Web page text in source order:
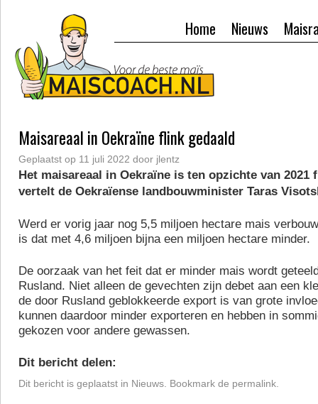
Nieuws
Home
Maisareaal in Oekraïne flink gedaald
Geplaatst op 11 juli 2022 door jlentz
Het maisareaal in Oekraïne is ten opzichte van 2021
vertelt de Oekraïense landbouwminister Taras
Werd er vorig jaar nog 5,5 miljoen hectare mais
is dat met 4,6 miljoen bijna een miljoen hectare minder.
De oorzaak van het feit dat er minder mais wordt
Rusland. Niet alleen de gevechten zijn debet aan een
de door Rusland geblokkeerde export is van grote
kunnen daardoor minder exporteren en hebben in
gekozen voor andere gewassen.
Dit bericht delen:
Dit bericht is geplaatst in Nieuws . Bookmark de permalink